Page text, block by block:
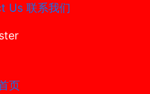
Us 联系我们
页